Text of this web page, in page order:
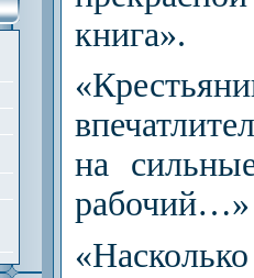
книга».
на
рабочий…»